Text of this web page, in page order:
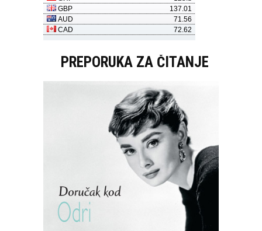
PREPORUKA ZA ČITANJE